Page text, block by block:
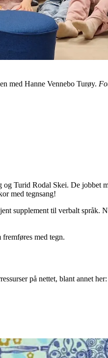
med Hanne Vennebo Turøy.
Turid Rodal Skei. De jobbet
med tegnsang!
supplement til verbalt språk.
med tegn.
på nettet, blant annet her: